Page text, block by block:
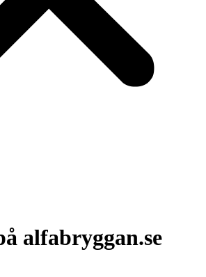
alfabryggan.se